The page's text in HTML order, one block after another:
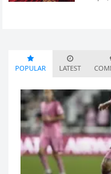
POPULAR LATEST